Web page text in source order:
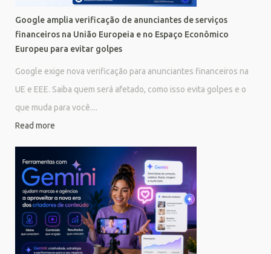
Google amplia verificação de anunciantes de serviços
financeiros na União Europeia e no Espaço Econômico
Europeu para evitar golpes
Google exige nova verificação para anunciantes financeiros na
UE e EEE. Saiba quem será afetado, como isso evita golpes e o
que muda para você....
Read more